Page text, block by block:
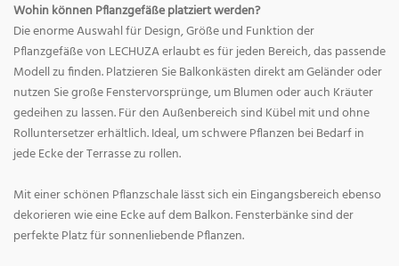
Wohin können Pflanzgefäße platziert werden?
Die enorme Auswahl für Design, Größe und Funktion der
Pflanzgefäße von LECHUZA erlaubt es für jeden Bereich, das passende
Modell zu finden. Platzieren Sie Balkonkästen direkt am Geländer oder
nutzen Sie große Fenstervorsprünge, um Blumen oder auch Kräuter
gedeihen zu lassen. Für den Außenbereich sind Kübel mit und ohne
Rolluntersetzer erhältlich. Ideal, um schwere Pflanzen bei Bedarf in
jede Ecke der Terrasse zu rollen.
Mit einer schönen Pflanzschale lässt sich ein Eingangsbereich ebenso
dekorieren wie eine Ecke auf dem Balkon. Fensterbänke sind der
perfekte Platz für sonnenliebende Pflanzen.